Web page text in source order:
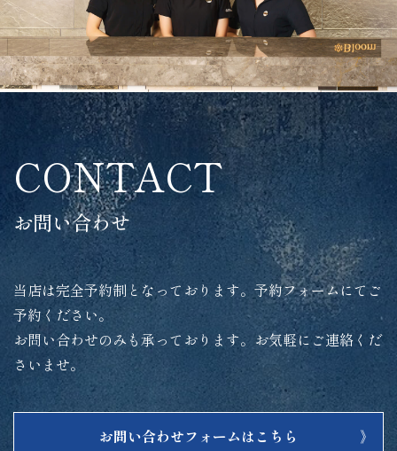
CONTACT
お問い合わせ
当店は完全予約制となっております。予約フォームにてご
予約ください。
お問い合わせのみも承っております。お気軽にご連絡くだ
さいませ。
お問い合わせフォームはこちら